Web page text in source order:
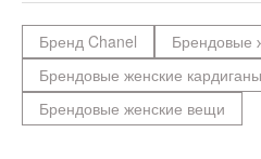
Бренд Chanel
Брендовые
Брендовые женские кардиганы
Брендовые женские вещи